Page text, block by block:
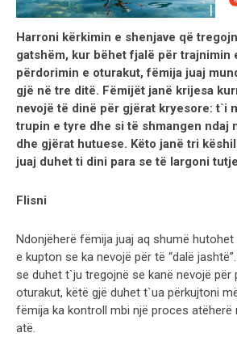
Harroni kërkimin e shenjave që
gatshëm, kur bëhet fjalë për trajnimin
përdorimin e oturakut, fëmija juaj
gjë në tre ditë. Fëmijët janë krijesa
nevojë të dinë për gjërat kryesore: t`i
trupin e tyre dhe si të shmangen ndaj
dhe gjërat hutuese. Këto janë tri
juaj duhet ti dini para se të largoni
Flisni
Ndonjëherë fëmija juaj aq shumë
e kupton se ka nevojë për të “dalë
se duhet t`ju tregojnë se kanë nevojë për
oturakut, këtë gjë duhet t`ua përkujtoni
fëmija ka kontroll mbi një proces atëherë
atë.